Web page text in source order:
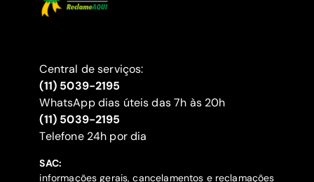
Central de serviços:
(11) 5039-2195
WhatsApp dias úteis das 7h às 20h
(11) 5039-2195
‍Telefone 24h por dia
SAC:
informações gerais, cancelamentos e reclamações